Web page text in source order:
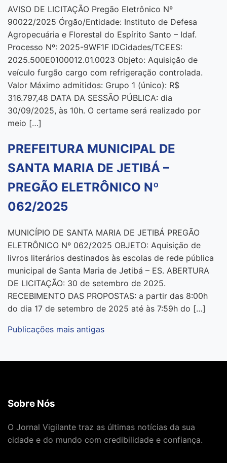
AVISO DE LICITAÇÃO Pregão Eletrônico Nº
90022/2025 Órgão/Entidade: Instituto de Defesa
Agropecuária e Florestal do Espírito Santo – Idaf.
Processo Nº: 2025-9WF1F IDCidades/TCEES:
2025.500E0100012.01.0023 Objeto: Aquisição de
veículo furgão cargo com refrigeração controlada.
Valor Máximo admitidos: Grupo 1 (único): R$
316.797,48 DATA DA SESSÃO PÚBLICA: dia
30/09/2025, às 10h. O certame será realizado por
meio […]
PREFEITURA MUNICIPAL DE
SANTA MARIA DE JETIBÁ –
PREGÃO ELETRÔNICO Nº
062/2025
MUNICÍPIO DE SANTA MARIA DE JETIBÁ PREGÃO
ELETRÔNICO Nº 062/2025 OBJETO: Aquisição de
livros literários destinados às escolas de rede pública
municipal de Santa Maria de Jetibá – ES. ABERTURA
DE LICITAÇÃO: 30 de setembro de 2025.
RECEBIMENTO DAS PROPOSTAS: a partir das 8:00h
do dia 17 de setembro de 2025 até às 7:59h do […]
Navegação
Publicações mais antigas
Sobre Nós
O Jornal Vigilante traz as últimas notícias da sua
cidade e do mundo com credibilidade e confiança.